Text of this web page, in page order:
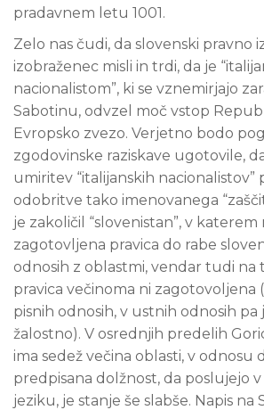
pradavnem letu 1001.
Zelo nas čudi, da slovenski pravno
izobraženec misli in trdi, da je
nacionalistom”, ki se vznemirjajo
Sabotinu, odvzel moč vstop
Evropsko zvezo. Verjetno bodo
zgodovinske raziskave ugotovile,
umiritev “italijanskih nacionalistov”
odobritve tako imenovanega
je zakoličil “slovenistan”, v katerem
zagotovljena pravica do rabe
odnosih z oblastmi, vendar tudi
pravica večinoma ni zagotovoljena
pisnih odnosih, v ustnih odnosih pa
žalostno). V osrednjih predelih
ima sedež večina oblasti, v odnosu
predpisana dolžnost, da poslujejo
jeziku, je stanje še slabše. Napis na